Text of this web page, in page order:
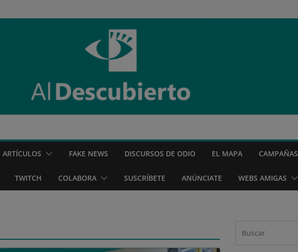
ARTÍCULOS FAKE NEWS DISCURSOS DE ODIO EL MAPA CAMPAÑAS
TWITCH COLABORA SUSCRÍBETE ANÚNCIATE WEBS AMIGAS